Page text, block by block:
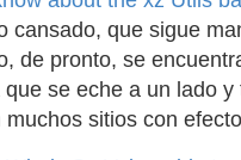
cansado, que sigue
de pronto, se
se eche a un lado
sitios con